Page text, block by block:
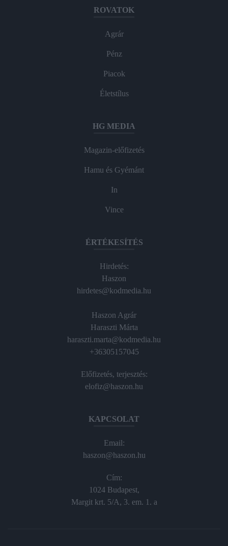
ROVATOK
Agrár
Pénz
Piacok
Életstílus
HG MEDIA
Magazin-előfizetés
Hamu és Gyémánt
In
Vince
ÉRTÉKESÍTÉS
Hirdetés:
Haszon
hirdetes@kodmedia.hu
Haszon Agrár
Haraszti Márta
haraszti.marta@kodmedia.hu
+36305157045
Előfizetés, terjesztés:
elofiz@haszon.hu
KAPCSOLAT
Email:
haszon@haszon.hu
Cím:
1024 Budapest,
Margit krt. 5/A, 3. em. 1. a